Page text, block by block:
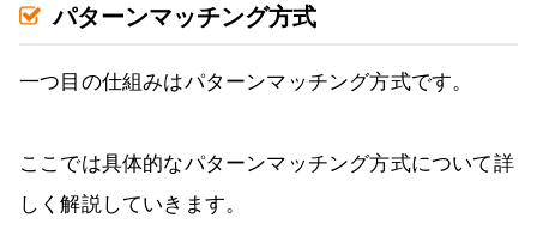
パターンマッチング方式
一つ目の仕組みはパターンマッチング方式です。
ここでは具体的なパターンマッチング方式について詳
しく解説していきます。